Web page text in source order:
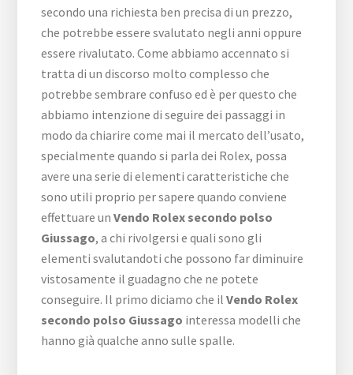
secondo una richiesta ben precisa di un prezzo,
che potrebbe essere svalutato negli anni oppure
essere rivalutato. Come abbiamo accennato si
tratta di un discorso molto complesso che
potrebbe sembrare confuso ed è per questo che
abbiamo intenzione di seguire dei passaggi in
modo da chiarire come mai il mercato dell’usato,
specialmente quando si parla dei Rolex, possa
avere una serie di elementi caratteristiche che
sono utili proprio per sapere quando conviene
effettuare unVendo Rolex secondo polso
Giussago, a chi rivolgersi e quali sono gli
elementi svalutandoti che possono far diminuire
vistosamente il guadagno che ne potete
conseguire. Il primo diciamo che ilVendo Rolex
secondo polso Giussago interessa modelli che
hanno già qualche anno sulle spalle.